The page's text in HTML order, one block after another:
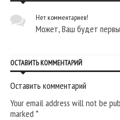
Нет комментариев!
Может, Ваш будет
ОСТАВИТЬ КОММЕНТАРИЙ
Оставить комментарий
Your email address will not be
marked*